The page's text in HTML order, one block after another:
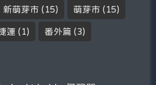
新萌芽市 (15) 萌芽市 (15)
運 (1) 番外篇 (3)